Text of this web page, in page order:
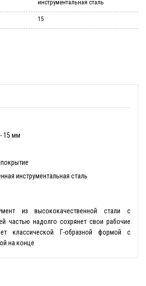
инструментальная сталь
15
15 мм
инструментальная сталь
из высококачественной стали с
частью надолго сохрянет свои рабочие
классической Г-образной формой с
на конце